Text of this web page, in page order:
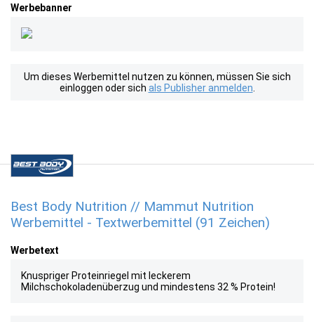
Werbebanner
Um dieses Werbemittel nutzen zu können, müssen Sie sich
einloggen oder sich als Publisher anmelden
Best Body Nutrition // Mammut Nutrition
Werbemittel - Textwerbemittel (91 Zeichen)
Werbetext
Knuspriger Proteinriegel mit leckerem
Milchschokoladenüberzug und mindestens 32 % Protein!